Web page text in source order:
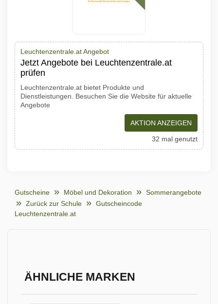
Leuchtenzentrale.at Angebot
Jetzt Angebote bei Leuchtenzentrale.at
prüfen
Leuchtenzentrale.at bietet Produkte und
Dienstleistungen. Besuchen Sie die Website für aktuelle
Angebote
AKTION ANZEIGEN
32 mal genutzt
Gutscheine Möbel und Dekoration
Sommerangebote
Zurück zur Schule
Gutscheincode
Leuchtenzentrale.at
ÄHNLICHE MARKEN